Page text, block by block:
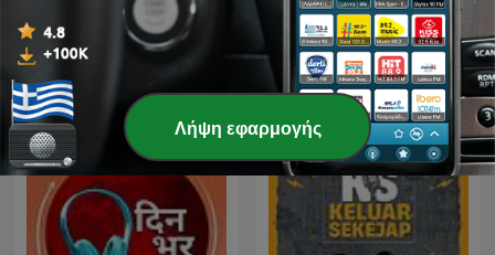
Διεθνή podcasts Κυβέρνηση
Λήψη εφαρμογής